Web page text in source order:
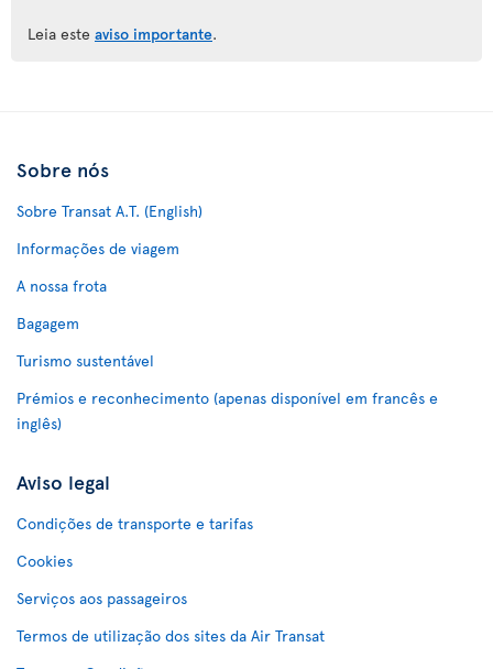
Leia este aviso importante.
Sobre nós
Sobre Transat A.T. (English)
Informações de viagem
A nossa frota
Bagagem
Turismo sustentável
Prémios e reconhecimento (apenas disponível em francês e
inglês)
Aviso legal
Condições de transporte e tarifas
Cookies
Serviços aos passageiros
Termos de utilização dos sites da Air Transat